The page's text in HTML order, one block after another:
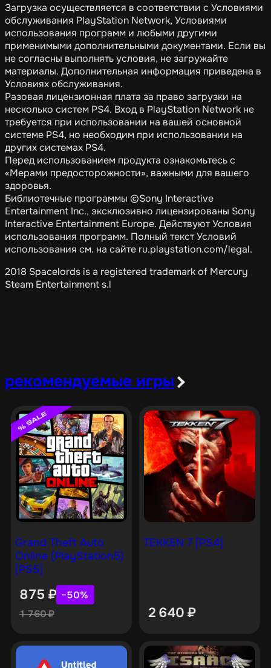
Загрузка осуществляется в соответствии с Условиями
обслуживания PlayStation Network, Условиями
использования программ и любыми другими
применимыми дополнительными документами. Если вы
не согласны выполнять условия, не загружайте
материалы. Дополнительная информация приведена в
Условиях обслуживания.
Разовая лицензионная плата за право загрузки на
несколько систем PS4. Вход в PlayStation Network не
требуется при использовании на вашей основной
системе PS4, но необходим при использовании на
других системах PS4.
Перед использованием продукта ознакомьтесь с
«Мерами предосторожности», важными для вашего
здоровья.
Библиотечные программы ©Sony Interactive
Entertainment Inc., эксклюзивно лицензированы Sony
Interactive Entertainment Europe. Действуют Условия
использования программ. Полный текст Условий
использования см. на сайте ru.playstation.com/legal.
2018 Spacelords is a registered trademark of Mercury
Steam Entertainment s.l
рекомендуемые игры
Grand Theft Auto
Online (PlayStation5)
[PS5]
875 ₽ −50%
1 760₽
TEKKEN 7 [PS4]
2 640 ₽